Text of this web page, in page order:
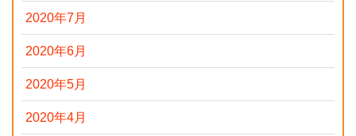
2020年7月
2020年6月
2020年5月
2020年4月